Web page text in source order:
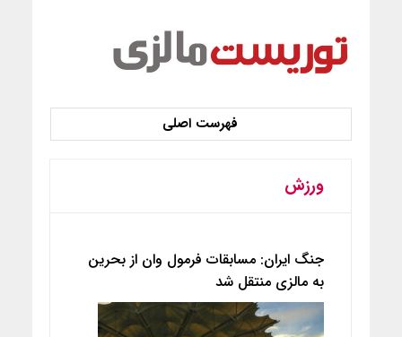
ورزش
جنگ ایران: مسابقات فرمول وان از بحرین
به مالزی منتقل شد